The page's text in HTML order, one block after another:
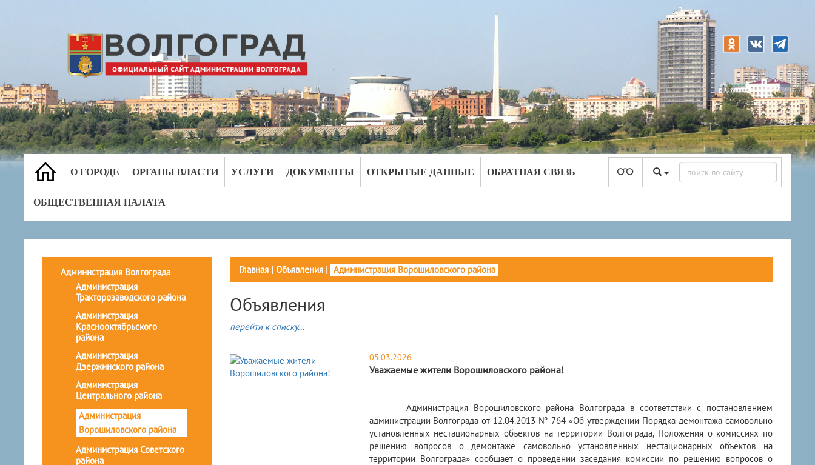
О ГОРОДЕ ОРГАНЫ ВЛАСТИ УСЛУГИ ДОКУМЕНТЫ ОТКРЫТЫЕ ДАННЫЕ ОБРАТНАЯ СВЯЗЬ
ОБЩЕСТВЕННАЯ ПАЛАТА
Администрация Волгограда
Администрация
Тракторозаводского района
Администрация
Краснооктябрьского
района
Администрация
Дзержинского района
Администрация
Центрального района
Администрация
Ворошиловского района
Администрация Советского
района
Главная| Объявления| Администрация Ворошиловского района
Объявления
перейти к списку...
05.03.2026
Уважаемые жители Ворошиловского района!
Администрация Ворошиловского района Волгограда в соответствии с постановлением
администрации Волгограда от 12.04.2013 № 764 «Об утверждении Порядка демонтажа самовольно
установленных нестационарных объектов на территории Волгограда, Положения о комиссиях по
решению вопросов о демонтаже самовольно установленных нестационарных объектов на
территории Волгограда» сообщает о проведении заседания комиссии по решению вопросов о